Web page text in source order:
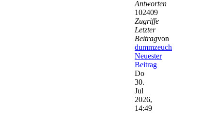
Antworten
102409
Zugriffe
Letzter
Beitragvon
dummzeuch
Neuester
Beitrag
Do
30.
Jul
2026,
14:49